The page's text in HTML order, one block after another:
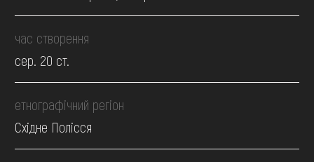
час створення
сер. 20 ст.
етнографічний регіон
Східне Полісся